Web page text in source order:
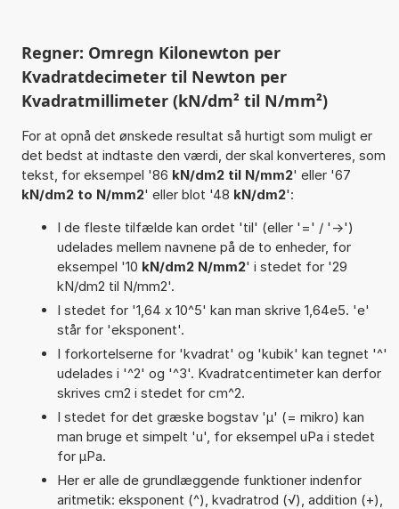
Regner: Omregn Kilonewton per
Kvadratdecimeter til Newton per
Kvadratmillimeter (kN/dm² til N/mm²)
For at opnå det ønskede resultat så hurtigt som muligt er
det bedst at indtaste den værdi, der skal konverteres, som
tekst, for eksempel '86 kN/dm2 til N/mm2' eller '67
kN/dm2 to N/mm2' eller blot '48 kN/dm2':
I de fleste tilfælde kan ordet 'til' (eller '=' / '->')
udelades mellem navnene på de to enheder, for
eksempel '10 kN/dm2 N/mm2' i stedet for '29
kN/dm2 til N/mm2'.
I stedet for '1,64 x 10^5' kan man skrive 1,64e5. 'e'
står for 'eksponent'.
I forkortelserne for 'kvadrat' og 'kubik' kan tegnet '^'
udelades i '^2' og '^3'. Kvadratcentimeter kan derfor
skrives cm2 i stedet for cm^2.
I stedet for det græske bogstav 'µ' (= mikro) kan
man bruge et simpelt 'u', for eksempel uPa i stedet
for µPa.
Her er alle de grundlæggende funktioner indenfor
aritmetik: eksponent (^), kvadratrod (√), addition (+),